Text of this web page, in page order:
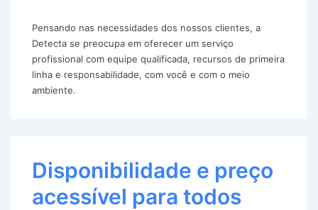
Pensando nas necessidades dos nossos clientes, a
Detecta se preocupa em oferecer um serviço
profissional com equipe qualificada, recursos de primeira
linha e responsabilidade, com você e com o meio
ambiente.
Disponibilidade e preço
acessível para todos